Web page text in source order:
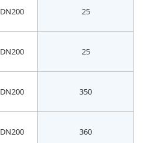
DN200 25
DN200 25
DN200 350
DN200 360